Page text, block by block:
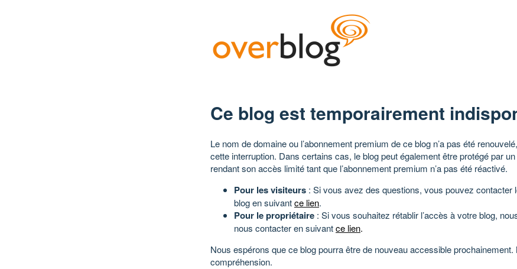
Ce blog est temporairement
Le nom de domaine ou l’abonnement premium de ce blog n’a pas été
cette interruption. Dans certains cas, le blog peut également être protégé par
rendant son accès limité tant que l’abonnement premium n’a pas été réactivé.
Pour les visiteurs : Si vous avez des questions, vous pouvez contacter
blog en suivantce lien.
Pour le propriétaire : Si vous souhaitez rétablir l’accès à votre blog,
nous contacter en suivantce lien.
Nous espérons que ce blog pourra être de nouveau accessible
compréhension.